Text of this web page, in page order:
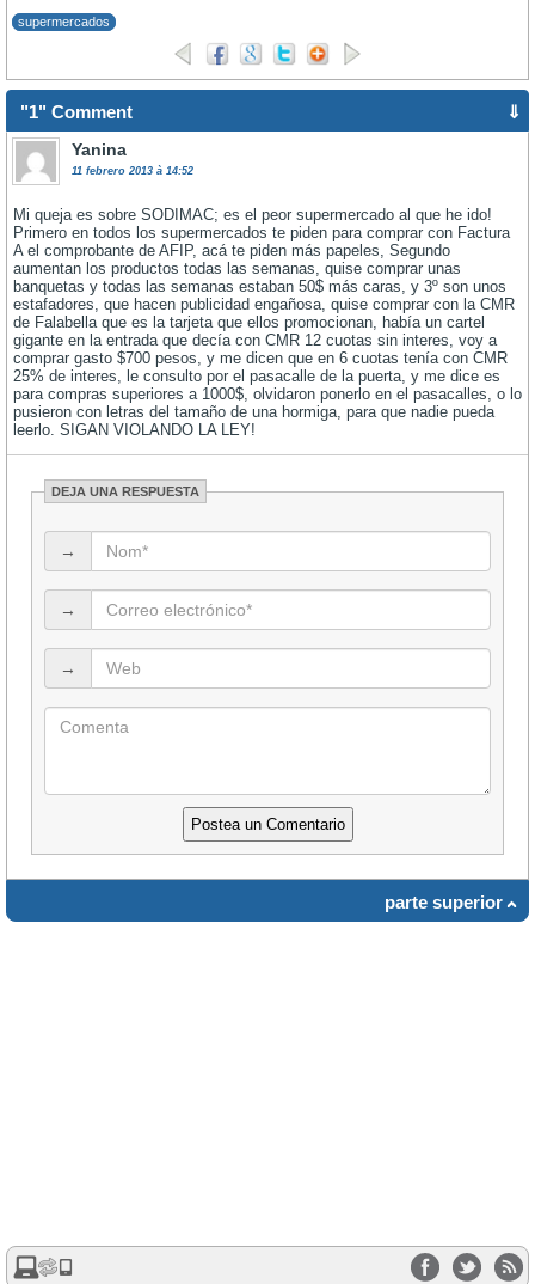
supermercados
"1" Comment ⇓
Yanina
11 febrero 2013 à 14:52
Mi queja es sobre SODIMAC; es el peor supermercado al que he ido!
Primero en todos los supermercados te piden para comprar con Factura
A el comprobante de AFIP, acá te piden más papeles, Segundo
aumentan los productos todas las semanas, quise comprar unas
banquetas y todas las semanas estaban 50$ más caras, y 3º son unos
estafadores, que hacen publicidad engañosa, quise comprar con la CMR
de Falabella que es la tarjeta que ellos promocionan, había un cartel
gigante en la entrada que decía con CMR 12 cuotas sin interes, voy a
comprar gasto $700 pesos, y me dicen que en 6 cuotas tenía con CMR
25% de interes, le consulto por el pasacalle de la puerta, y me dice es
para compras superiores a 1000$, olvidaron ponerlo en el pasacalles, o lo
pusieron con letras del tamaño de una hormiga, para que nadie pueda
leerlo. SIGAN VIOLANDO LA LEY!
DEJA UNA RESPUESTA
→
→
→
parte superior